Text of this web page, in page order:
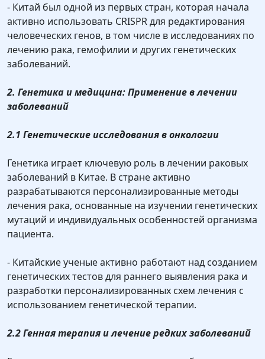
- Китай был одной из первых стран, которая начала
активно использовать CRISPR для редактирования
человеческих генов, в том числе в исследованиях по
лечению рака, гемофилии и других генетических
заболеваний.
2. Генетика и медицина: Применение в лечении
заболеваний
2.1 Генетические исследования в онкологии
Генетика играет ключевую роль в лечении раковых
заболеваний в Китае. В стране активно
разрабатываются персонализированные методы
лечения рака, основанные на изучении генетических
мутаций и индивидуальных особенностей организма
пациента.
- Китайские ученые активно работают над созданием
генетических тестов для раннего выявления рака и
разработки персонализированных схем лечения с
использованием генетической терапии.
2.2 Генная терапия и лечение редких заболеваний